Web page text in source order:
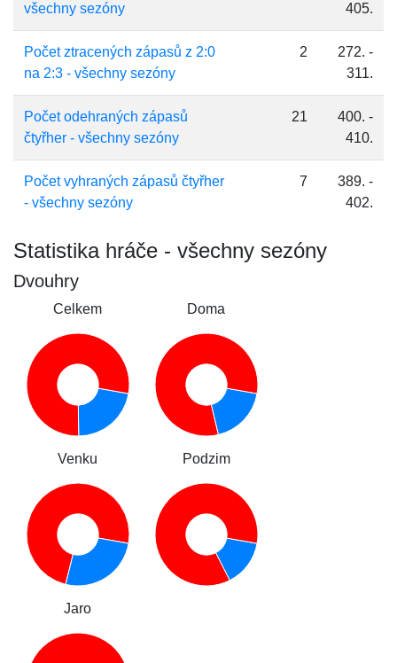
všechny sezóny
405.
Počet ztracených zápasů z 2:0
na 2:3 - všechny sezóny
2
272. -
311.
Počet odehraných zápasů
čtyřher - všechny sezóny
21
400. -
410.
Počet vyhraných zápasů čtyřher
- všechny sezóny
7
389. -
402.
Statistika hráče - všechny sezóny
Dvouhry
Celkem Doma
Venku Podzim
Jaro